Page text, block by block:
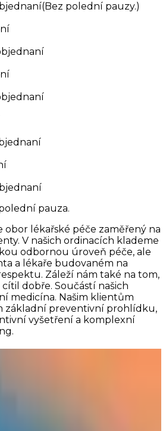
(Bez polední pauzy.)
pauza.
obor lékařské péče zaměřený na
V našich ordinacích klademe
odbornou úroveň péče, ale
a lékaře budovaném na
Záleží nám také na tom,
dobře. Součástí našich
medicína. Našim klientům
základní preventivní prohlídku,
vyšetření a komplexní